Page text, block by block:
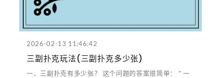
2026-02-13 11:46:42
三副扑克玩法(三副扑克多少张)
一、三副扑克有多少张？ 这个问题的答案很简单： * 一